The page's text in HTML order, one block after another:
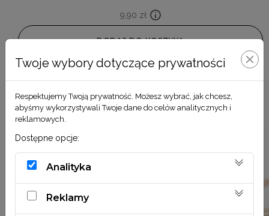
9,90 zł
DODAJ DO KOSZYKA
Twoje wybory dotyczące prywatności
Respektujemy Twoją prywatność. Możesz wybrać, jak chcesz,
abyśmy wykorzystywali Twoje dane do celów analitycznych i
reklamowych.
Dostępne opcje:
Analityka
Reklamy